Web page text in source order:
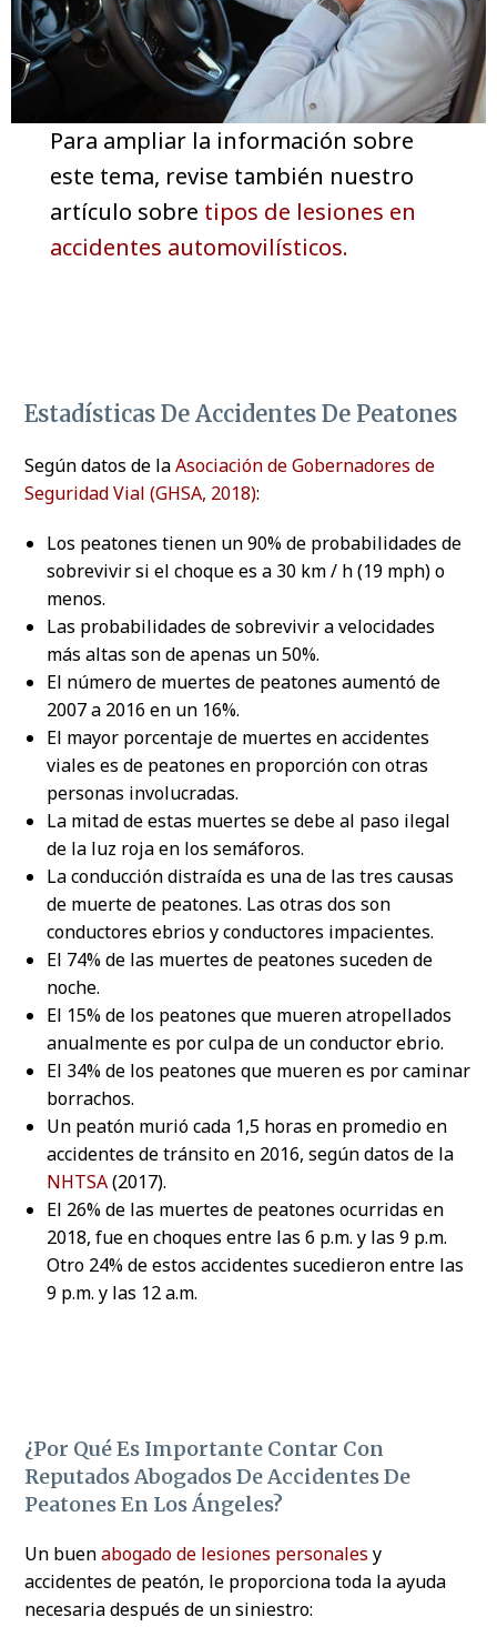
Para ampliar la información sobre
este tema, revise también nuestro
artículo sobre tipos de lesiones en
accidentes automovilísticos.
Estadísticas De Accidentes De Peatones
Según datos de laAsociación de Gobernadores de
Seguridad Vial (GHSA, 2018):
Los peatones tienen un 90% de probabilidades de
sobrevivir si el choque es a 30 km / h (19 mph) o
menos.
Las probabilidades de sobrevivir a velocidades
más altas son de apenas un 50%.
El número de muertes de peatones aumentó de
2007 a 2016 en un 16%.
El mayor porcentaje de muertes en accidentes
viales es de peatones en proporción con otras
personas involucradas.
La mitad de estas muertes se debe al paso ilegal
de la luz roja en los semáforos.
La conducción distraída es una de las tres causas
de muerte de peatones. Las otras dos son
conductores ebrios y conductores impacientes.
El 74% de las muertes de peatones suceden de
noche.
El 15% de los peatones que mueren atropellados
anualmente es por culpa de un conductor ebrio.
El 34% de los peatones que mueren es por caminar
borrachos.
Un peatón murió cada 1,5 horas en promedio en
accidentes de tránsito en 2016, según datos de la
NHTSA(2017).
El 26% de las muertes de peatones ocurridas en
2018, fue en choques entre las 6 p.m. y las 9 p.m.
Otro 24% de estos accidentes sucedieron entre las
9 p.m. y las 12 a.m.
¿Por Qué Es Importante Contar Con
Reputados Abogados De Accidentes De
Peatones En Los Ángeles?
Un buenabogado de lesiones personalesy
accidentes de peatón, le proporciona toda la ayuda
necesaria después de un siniestro: